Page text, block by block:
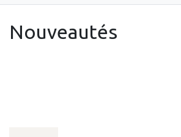
Nouveautés